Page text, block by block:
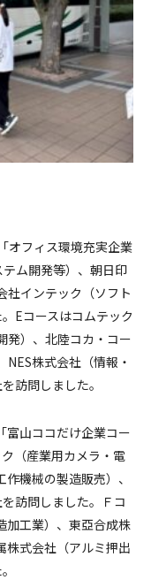
オフィス環境充実企業
ム開発等）、朝日印
社インテック（ソフト
Eコースはコムテック
発）、北陸コカ・コー
株式会社（情報・
訪問しました。
富山ココだけ企業コー
（産業用カメラ・電
機械の製造販売）、
訪問しました。Ｆコ
加工業）、東亞合成株
株式会社（アルミ押出